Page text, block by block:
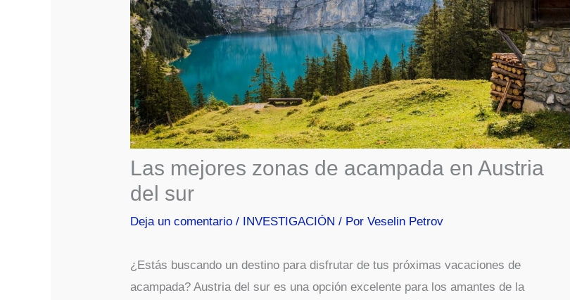
Las mejores zonas de acampada en Austria
del sur
Deja un comentario / INVESTIGACIÓN / PorVeselin Petrov
¿Estás buscando un destino para disfrutar de tus próximas vacaciones de
acampada? Austria del sur es una opción excelente para los amantes de la